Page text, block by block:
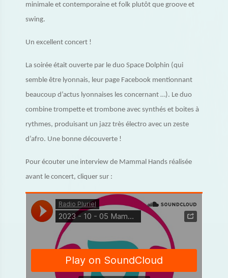
minimale et contemporaine et folk plutôt que groove et
swing.
Un excellent concert !
La soirée était ouverte par le duo Space Dolphin (qui
semble être lyonnais, leur page Facebook mentionnant
beaucoup d’actus lyonnaises les concernant …). Le duo
combine trompette et trombone avec synthés et boites à
rythmes, produisant un jazz très électro avec un zeste
d’afro. Une bonne découverte !
Pour écouter une interview de Mammal Hands réalisée
avant le concert, cliquer sur :